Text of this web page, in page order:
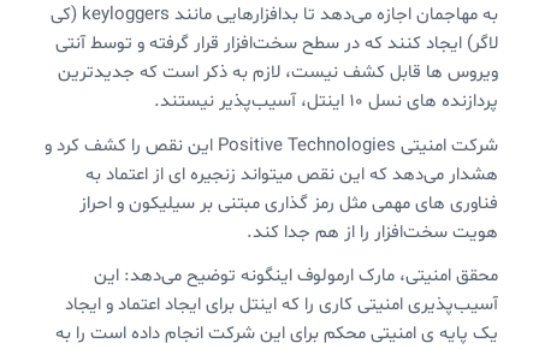
به مهاجمان اجازه می‌دهد تا بدافزارهایی مانند keyloggers (کی
لاگر) ایجاد کنند که در سطح سخت‌افزار قرار گرفته و توسط آنتی
ویروس ها قابل کشف نیست، لازم به ذکر است که جدیدترین
پردازنده های نسل ۱۰ اینتل،‌ آسیب‌پذیر نیستند.
شرکت امنیتی Positive Technologies این نقص را کشف کرد و
هشدار می‌دهد که این نقص میتواند زنجیره ای از اعتماد به
فناوری های مهمی مثل رمز گذاری مبتنی بر سیلیکون و احراز
هویت سخت‌افزار را از هم جدا کند.
محقق امنیتی، مارک ارمولوف اینگونه توضیح می‌دهد: این
آسیب‌پذیری امنیتی کاری را که اینتل برای ایجاد اعتماد و ایجاد
یک پایه ی امنیتی محکم برای این شرکت انجام داده است را به